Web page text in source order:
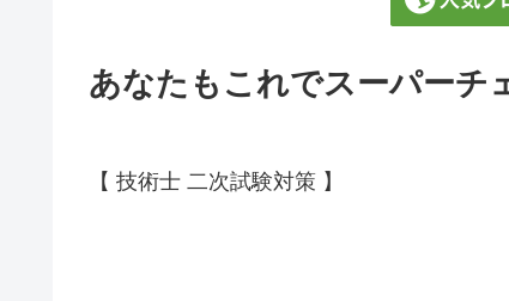
あなたもこれでスーパーチ
【 技術士 二次試験対策 】